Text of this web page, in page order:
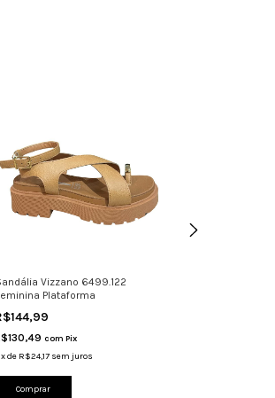
Vizzano 6499.122
Plataforma
com Pix
xde R$24,17 sem juros
Comprar